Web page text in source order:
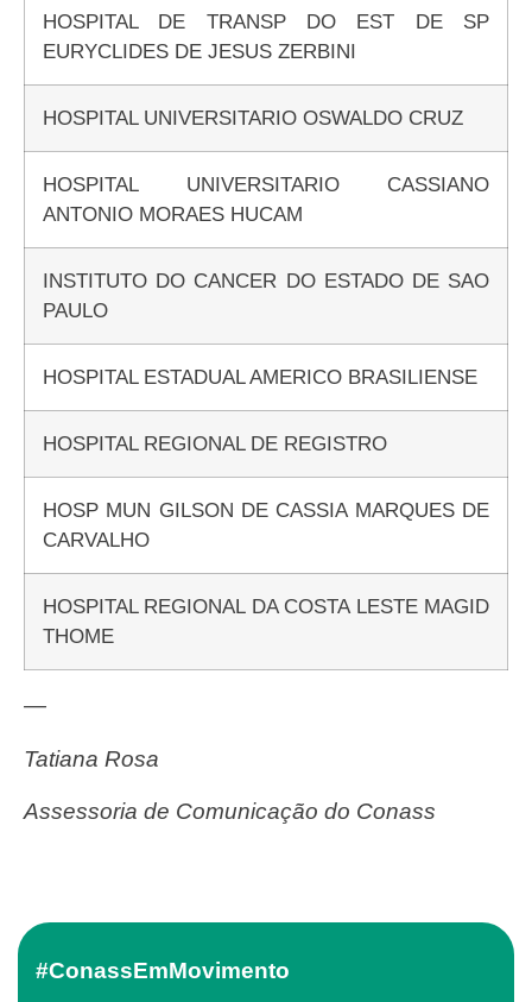
HOSPITAL DE TRANSP DO EST DE SP
EURYCLIDES DE JESUS ZERBINI
HOSPITAL UNIVERSITARIO OSWALDO CRUZ
HOSPITAL UNIVERSITARIO CASSIANO
ANTONIO MORAES HUCAM
INSTITUTO DO CANCER DO ESTADO DE SAO
PAULO
HOSPITAL ESTADUAL AMERICO BRASILIENSE
HOSPITAL REGIONAL DE REGISTRO
HOSP MUN GILSON DE CASSIA MARQUES DE
CARVALHO
HOSPITAL REGIONAL DA COSTA LESTE MAGID
THOME
—
Tatiana Rosa
Assessoria de Comunicação do Conass
#ConassEmMovimento